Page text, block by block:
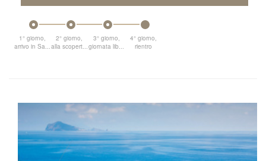
1° giorno,
arrivo in Sa...
2° giorno,
alla scopert...
3° giorno,
giornata lib...
4° giorno,
rientro